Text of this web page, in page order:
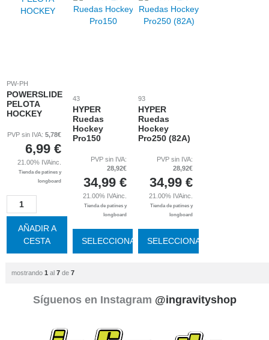
PW-PH
POWERSLIDE
PELOTA
HOCKEY
PVP sin IVA:5,78€
6,99 €
21.00% IVAinc.
Tienda de patines y
longboard
AÑADIR A
CESTA
43
HYPER
Ruedas
Hockey
Pro150
PVP sin IVA:
28,92€
34,99 €
21.00% IVAinc.
Tienda de patines y
longboard
SELECCIONAR
93
HYPER
Ruedas
Hockey
Pro250 (82A)
PVP sin IVA:
28,92€
34,99 €
21.00% IVAinc.
Tienda de patines y
longboard
SELECCIONAR
mostrando 1 al 7de 7
Síguenos en Instagram @ingravityshop